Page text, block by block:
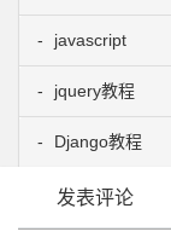
javascript
jquery教程
Django教程
发表评论